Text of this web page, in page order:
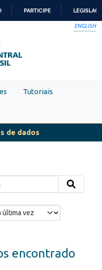
PARTICIPE
ENGLISH
Tutoriais
de dados
encontrado